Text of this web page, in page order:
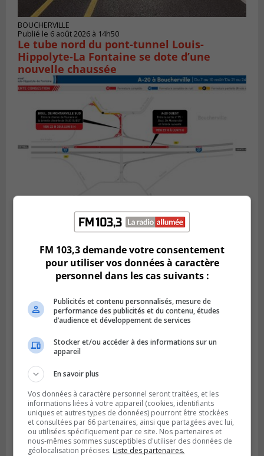
BOUCHERVILLE
Publié le 6 août 2026 à 14h50
Le tube nord du pont-tunnel Louis-
Hippolyte-La Fontaine se dote d’une
nouvelle chaussée
Publié le 5 août 2026 à 15h25
Le MTMD annonce des fermetures sur
l’autoroute 20 à Boucherville
LONGUEUIL
Publié le 5 août 2026 à 13h50
Le Mois de l’archéologie bat son plein sur
la Rive-Sud de Montréal
FM 103,3 demande votre consentement
pour utiliser vos données à caractère
personnel dans les cas suivants :
Publicités et contenu personnalisés, mesure de
performance des publicités et du contenu, études
d’audience et développement de services
Stocker et/ou accéder à des informations sur un
appareil
En savoir plus
Vos données à caractère personnel seront traitées, et les
informations liées à votre appareil (cookies, identifiants
uniques et autres types de données) pourront être stockées
et consultées par 66 partenaires, ainsi que partagées avec lui,
ou utilisées spécifiquement par ce site. Nos partenaires et
nous-mêmes sommes susceptibles d'utiliser des données de
géolocalisation précises. Liste des partenaires.